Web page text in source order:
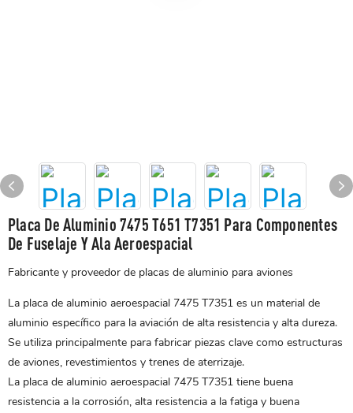
Placa De Aluminio 7475 T651 T7351 Para Componentes
De Fuselaje Y Ala Aeroespacial
Fabricante y proveedor de placas de aluminio para aviones
La placa de aluminio aeroespacial 7475 T7351 es un material de
aluminio específico para la aviación de alta resistencia y alta dureza.
Se utiliza principalmente para fabricar piezas clave como estructuras
de aviones, revestimientos y trenes de aterrizaje.
La placa de aluminio aeroespacial 7475 T7351 tiene buena
resistencia a la corrosión, alta resistencia a la fatiga y buena